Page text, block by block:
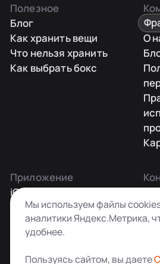
Полезное
Блог
Как хранить вещи
Что нельзя хранить
Как выбрать бокс
О
Приложение
iOS
Android
+7
Мы используем файлы
аналитики Яндекс.Метрика,
удобнее.
Пользуясь сайтом, вы даете